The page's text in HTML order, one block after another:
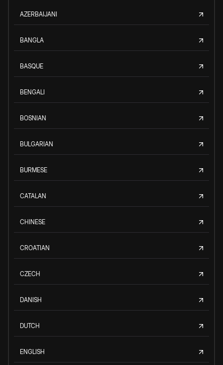
AZERBAIJANI
BANGLA
BASQUE
BENGALI
BOSNIAN
BULGARIAN
BURMESE
CATALAN
CHINESE
CROATIAN
CZECH
DANISH
DUTCH
ENGLISH